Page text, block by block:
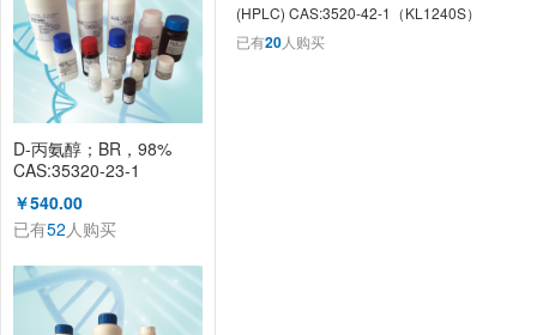
D-丙氨醇；BR，98%
CAS:35320-23-1
KL1008A
￥540.00
已有52人购买
(HPLC) CAS:3520-42-1（KL1240S）
已有20人购买